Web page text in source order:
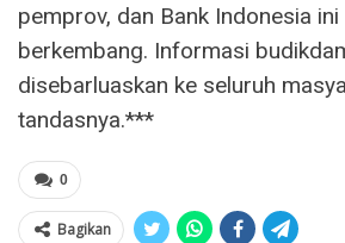
pemprov, dan Bank Indonesia
berkembang. Informasi
disebarluaskan ke seluruh
tandasnya.***
0
Bagikan